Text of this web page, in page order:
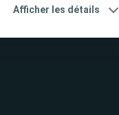
Afficher les détails